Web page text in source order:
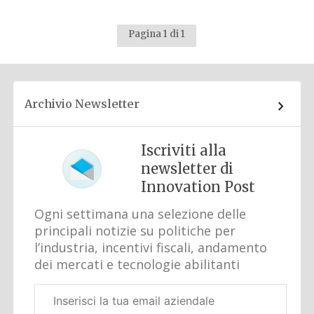
Pagina 1 di 1
Archivio Newsletter
Iscriviti alla
newsletter di
Innovation Post
Ogni settimana una selezione delle
principali notizie su politiche per
l’industria, incentivi fiscali, andamento
dei mercati e tecnologie abilitanti
aziendale